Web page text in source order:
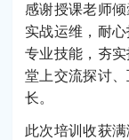
感谢授课老师
实战运维，耐
专业技能，夯
堂上交流探讨
长。
此次培训收获